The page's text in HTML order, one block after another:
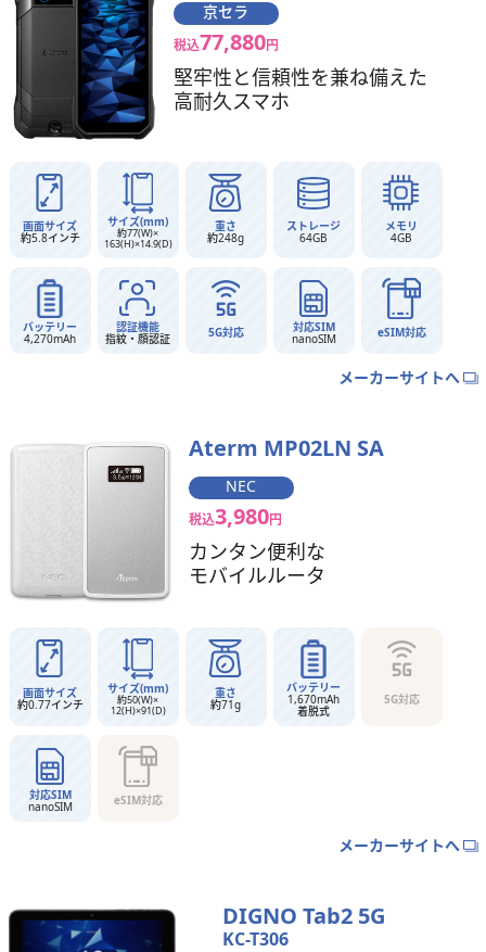
京セラ
税込77,880円
堅牢性と信頼性を兼ね備えた
高耐久スマホ
画面サイズ
約5.8インチ
サイズ(mm)
約77(W)×
163(H)×14.9(D)
重さ
約248g
ストレージ
64GB
メモリ
4GB
バッテリー
4,270mAh
認証機能
指紋・顔認証 5G対応 対応SIM
nanoSIM eSIM対応
メーカーサイトへ
Aterm MP02LN SA
NEC
税込3,980円
カンタン便利な
モバイルルータ
画面サイズ
約0.77インチ
サイズ(mm)
約50(W)×
12(H)×91(D)
重さ
約71g
バッテリー
1,670mAh
着脱式
5G対応
対応SIM
nanoSIM eSIM対応
メーカーサイトへ
DIGNO Tab2 5G
KC-T306